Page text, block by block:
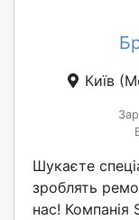
Київ
Шукаєте
зроблять
нас!